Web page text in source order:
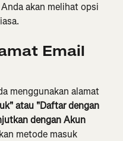
akan melihat opsi
Email
menggunakan alamat
atau "Daftar dengan
dengan Akun
metode masuk